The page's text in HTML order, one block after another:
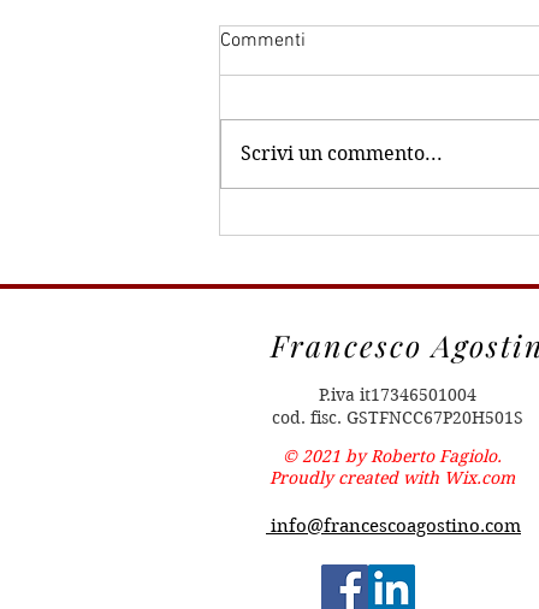
Il sesto samurai dice: “Cambia
la prospettiva temporale”.
dal sesto samurai. Vediamo cosa
intende dire. È meglio l’uovo...
Commenti
Scrivi un commento...
Francesco
P.iva it17346501004
cod. fisc. GSTFNCC67P20H501S
© 2021 by Roberto Fagiolo.
Proudly created with Wix.com
info@francescoagostino.com